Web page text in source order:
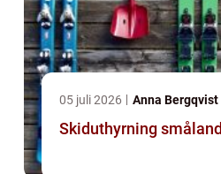
05 juli 2026 Anna Bergqvist
Skiduthyrning småland